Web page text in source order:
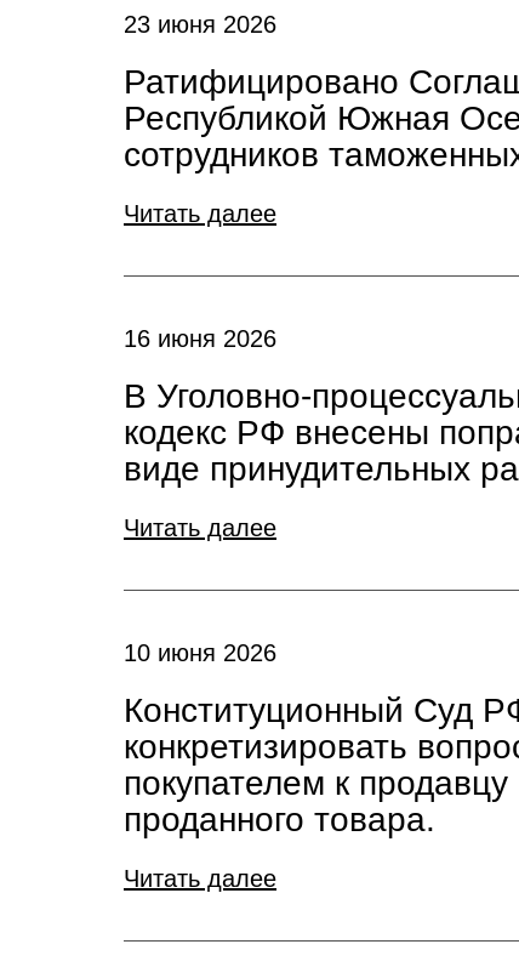
23 июня 2026
Ратифицировано
Республикой Южная
сотрудников
Читать далее
16 июня 2026
В Уголовно-
кодекс РФ внесены
виде принудительных
Читать далее
10 июня 2026
Конституционный Суд
конкретизировать
покупателем к
проданного товара.
Читать далее